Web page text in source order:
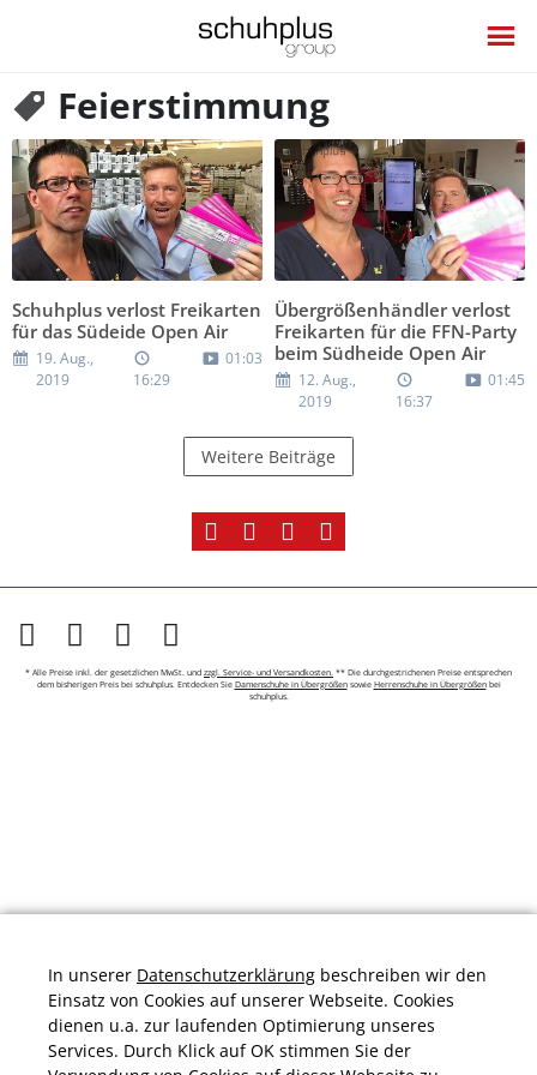
Feierstimmung
Schuhplus verlost Freikarten
für das Südeide Open Air
19. Aug.,
2019
16:29
01:03
Übergrößenhändler verlost
Freikarten für die FFN-Party
beim Südheide Open Air
12. Aug.,
2019
16:37
01:45
Weitere Beiträge
* Alle Preise inkl. der gesetzlichen MwSt. und zzgl. Service- und Versandkosten. ** Die durchgestrichenen Preise entsprechen
dem bisherigen Preis bei schuhplus. Entdecken Sie Damenschuhe in Übergrößensowie Herrenschuhe in Übergrößenbei
schuhplus.
In unserer Datenschutzerklärung beschreiben wir den
Einsatz von Cookies auf unserer Webseite. Cookies
dienen u.a. zur laufenden Optimierung unseres
Services. Durch Klick auf OK stimmen Sie der